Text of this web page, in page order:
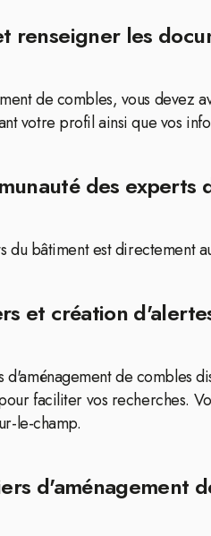
renseigner les
de combles, vous
votre profil ainsi que vos
des experts
du bâtiment est directement
et création
de combles
faciliter vos recherches.
le-champ.
d'aménagement